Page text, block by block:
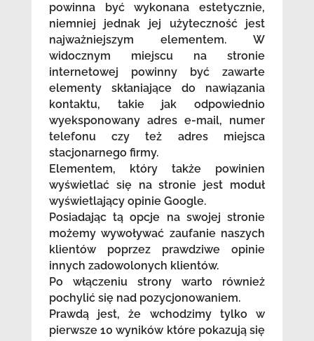
powinna być wykonana estetycznie,
niemniej jednak jej użyteczność jest
najważniejszym elementem. W
widocznym miejscu na stronie
internetowej powinny być zawarte
elementy skłaniające do nawiązania
kontaktu, takie jak odpowiednio
wyeksponowany adres e-mail, numer
telefonu czy też adres miejsca
stacjonarnego firmy.
Elementem, który także powinien
wyświetlać się na stronie jest moduł
wyświetlający opinie Google.
Posiadając tą opcje na swojej stronie
możemy wywoływać zaufanie naszych
klientów poprzez prawdziwe opinie
innych zadowolonych klientów.
Po włączeniu strony warto również
pochylić się nad pozycjonowaniem.
Prawdą jest, że wchodzimy tylko w
pierwsze 10 wyników które pokazują się